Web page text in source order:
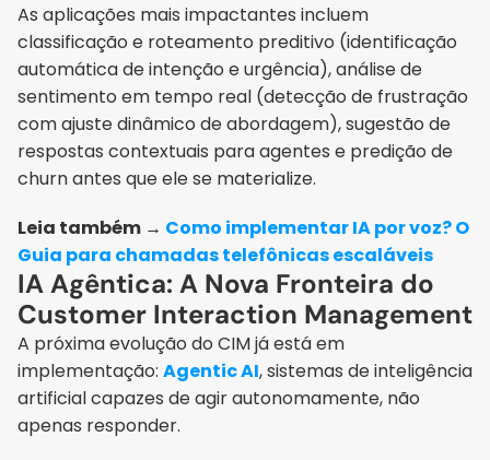
As aplicações mais impactantes incluem
classificação e roteamento preditivo (identificação
automática de intenção e urgência), análise de
sentimento em tempo real (detecção de frustração
com ajuste dinâmico de abordagem), sugestão de
respostas contextuais para agentes e predição de
churn antes que ele se materialize.
Leia também → Como implementar IA por voz? O
Guia para chamadas telefônicas escaláveis
IA Agêntica: A Nova Fronteira do
Customer Interaction Management
A próxima evolução do CIM já está em
implementação: Agentic AI, sistemas de inteligência
artificial capazes de agir autonomamente, não
apenas responder.